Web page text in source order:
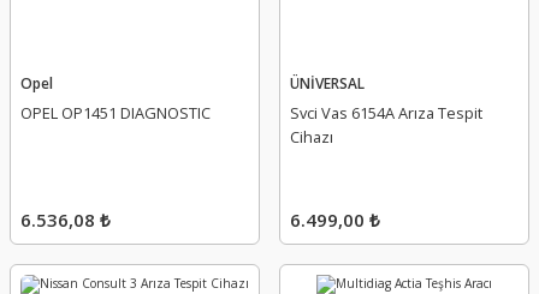
Opel
OPEL OP1451 DIAGNOSTIC
6.536,08 ₺
ÜNİVERSAL
Svci Vas 6154A Arıza Tespit
Cihazı
6.499,00 ₺